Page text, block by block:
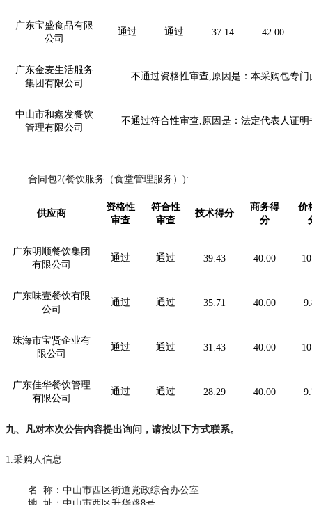
广东宝盛食品有限
公司
通过 通过 37.14 42.00
广东金麦生活服务
集团有限公司
不通过资格性审查 ,原因是：本采购包专
中山市和鑫发餐饮
管理有限公司
不通过符合性审查 ,原因是：法定代表人证
合同包2(餐饮服务（食堂管理服务）):
供应商
资格性
审查
符合性
审查
技术得分
商务得
分
价
广东明顺餐饮集团
有限公司
通过 通过 39.43 40.00
广东味壹餐饮有限
公司
通过 通过 35.71 40.00
珠海市宝贤企业有
限公司
通过 通过 31.43 40.00
广东佳华餐饮管理
有限公司
通过 通过 28.29 40.00
九、凡对本次公告内容提出询问，请按以下方式联系。
1.采购人信息
名
称：中山市西区街道党政综合办公室